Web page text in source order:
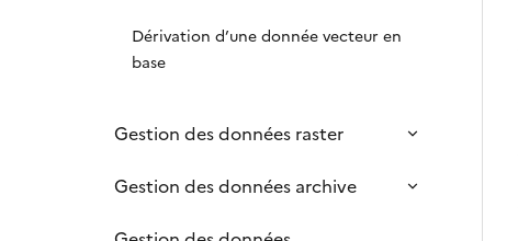
Dérivation d’une donnée vecteur en
base
Gestion des données raster
Gestion des données archive